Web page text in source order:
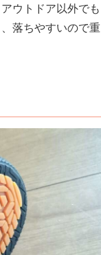
ウトドア以外でも
落ちやすいので重